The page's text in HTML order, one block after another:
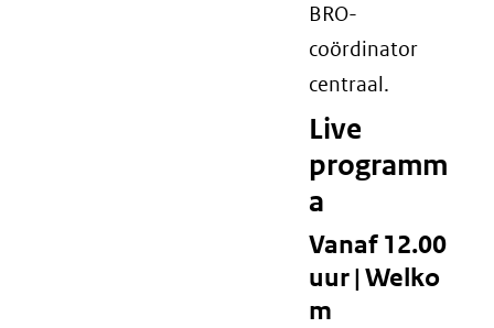
BRO-
coördinator
centraal.
Live
programm
a
Vanaf 12.00
uur | Welko
m